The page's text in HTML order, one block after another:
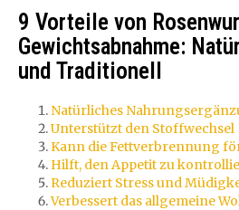
9 Vorteile von
Gewichtsabnahme:
und Traditionell
Natürliches
Unterstützt den Stoffwechsel
Kann die Fettverbrennung
Hilft, den Appetit zu
Reduziert Stress und
Verbessert das allgemeine